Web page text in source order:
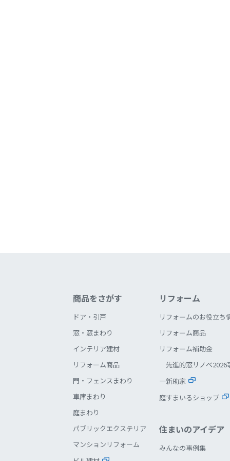
商品をさがす
ドア・引戸
窓・窓まわり
インテリア建材
リフォーム商品
門・フェンスまわり
車庫まわり
庭まわり
パブリックエクステリア
マンションリフォーム
リフォーム
リフォームのお役立ち
リフォーム商品
リフォーム補助金
先進的窓リノベ2026
一新助家
庭すまいるショップ
住まいのアイデア
みんなの事例集